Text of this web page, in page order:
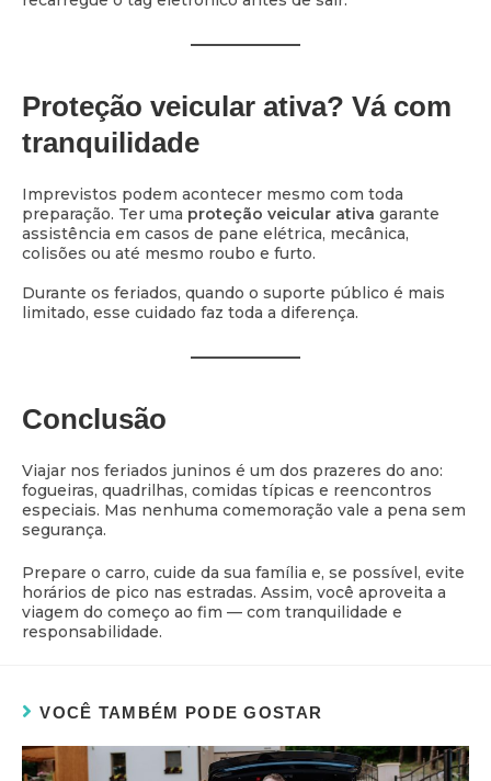
Proteção veicular ativa? Vá com
tranquilidade
Imprevistos podem acontecer mesmo com toda
preparação. Ter uma proteção veicular ativa garante
assistência em casos de pane elétrica, mecânica,
colisões ou até mesmo roubo e furto.
Durante os feriados, quando o suporte público é mais
limitado, esse cuidado faz toda a diferença.
Conclusão
Viajar nos feriados juninos é um dos prazeres do ano:
fogueiras, quadrilhas, comidas típicas e reencontros
especiais. Mas nenhuma comemoração vale a pena sem
segurança.
Prepare o carro, cuide da sua família e, se possível, evite
horários de pico nas estradas. Assim, você aproveita a
viagem do começo ao fim — com tranquilidade e
responsabilidade.
VOCÊ TAMBÉM PODE GOSTAR